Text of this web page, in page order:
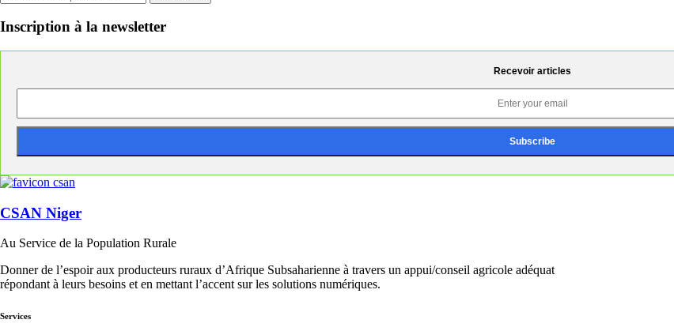
pour :
Inscription à la newsletter
Recevoir articles
CSAN Niger
Au Service de la Population Rurale
Donner de l’espoir aux producteurs ruraux d’Afrique Subsaharienne à travers un appui/conseil agricole adéquat
répondant à leurs besoins et en mettant l’accent sur les solutions numériques.
Services